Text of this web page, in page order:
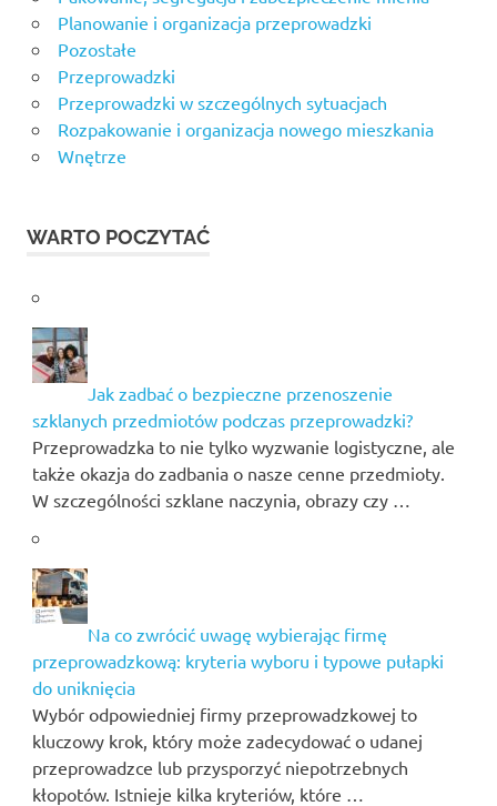
Planowanie i organizacja przeprowadzki
Pozostałe
Przeprowadzki
Przeprowadzki w szczególnych sytuacjach
Rozpakowanie i organizacja nowego mieszkania
Wnętrze
WARTO POCZYTAĆ
Jak zadbać o bezpieczne przenoszenie
szklanych przedmiotów podczas przeprowadzki?
Przeprowadzka to nie tylko wyzwanie logistyczne, ale
także okazja do zadbania o nasze cenne przedmioty.
W szczególności szklane naczynia, obrazy czy …
Na co zwrócić uwagę wybierając firmę
przeprowadzkową: kryteria wyboru i typowe pułapki
do uniknięcia
Wybór odpowiedniej firmy przeprowadzkowej to
kluczowy krok, który może zadecydować o udanej
przeprowadzce lub przysporzyć niepotrzebnych
kłopotów. Istnieje kilka kryteriów, które …